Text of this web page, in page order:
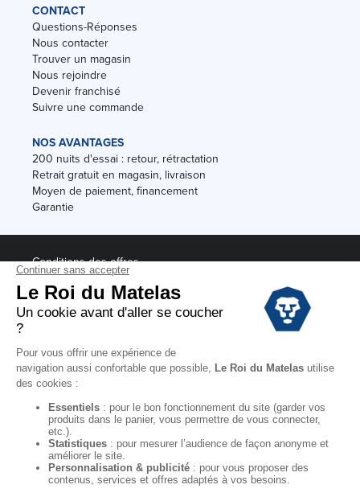
CONTACT
Questions-Réponses
Nous contacter
Trouver un magasin
Nous rejoindre
Devenir franchisé
Suivre une commande
NOS AVANTAGES
200 nuits d'essai : retour, rétractation
Retrait gratuit en magasin, livraison
Moyen de paiement, financement
Garantie
Conditions des offres
Black Friday
Destockage
Soldes
Conditions Générales de vente magasin
Conditions Générales de vente internet
Mentions Légales
Données personnelles
Codes promo Le Roi du Matelas